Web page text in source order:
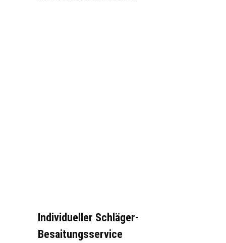
Individueller Schläger-
Besaitungsservice